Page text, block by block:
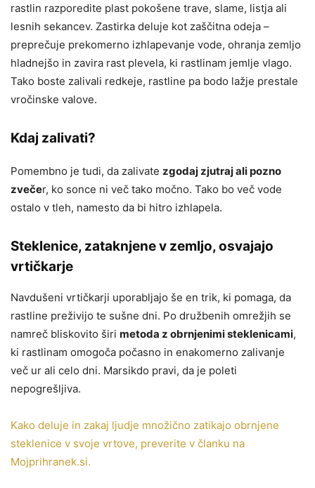
rastlin razporedite plast pokošene trave, slame, listja ali
lesnih sekancev. Zastirka deluje kot zaščitna odeja –
preprečuje prekomerno izhlapevanje vode, ohranja zemljo
hladnejšo in zavira rast plevela, ki rastlinam jemlje vlago.
Tako boste zalivali redkeje, rastline pa bodo lažje prestale
vročinske valove.
Kdaj zalivati?
Pomembno je tudi, da zalivate zgodaj zjutraj ali pozno
zvečer, ko sonce ni več tako močno. Tako bo več vode
ostalo v tleh, namesto da bi hitro izhlapela.
Steklenice, zataknjene v zemljo, osvajajo
vrtičkarje
Navdušeni vrtičkarji uporabljajo še en trik, ki pomaga, da
rastline preživijo te sušne dni. Po družbenih omrežjih se
namreč bliskovito širi metoda z obrnjenimi steklenicami,
ki rastlinam omogoča počasno in enakomerno zalivanje
več ur ali celo dni. Marsikdo pravi, da je poleti
nepogrešljiva.
Kako deluje in zakaj ljudje množično zatikajo obrnjene
steklenice v svoje vrtove, preverite v članku na
Mojprihranek.si.